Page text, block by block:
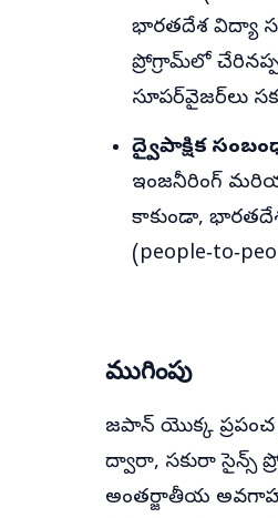
భారతదేశ విద్యా
ప్రోగ్రామ్‌లో
సూపర్‌వైజర్‌లు
ద్వైపాక్షిక
ఇంజనీరింగ్
కాకుండా,
ముగింపు
జపాన్ యొక్క
ద్వారా, సకురా సైన్స్
అంతర్జాతీయ